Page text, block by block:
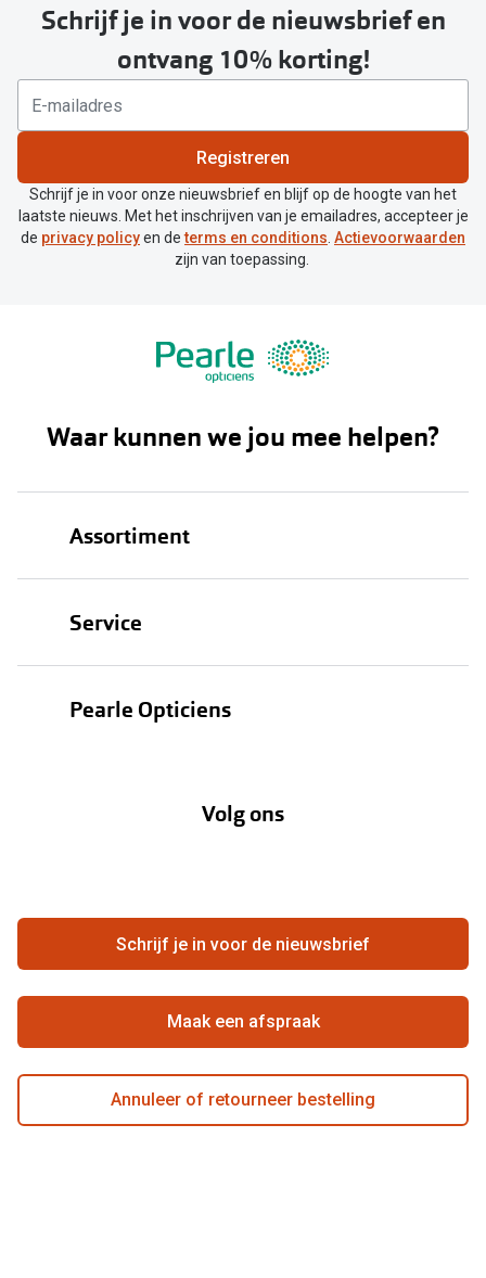
Schrijf je in voor de nieuwsbrief en
ontvang 10% korting!
Registreren
Schrijf je in voor onze nieuwsbrief en blijf op de hoogte van het
laatste nieuws. Met het inschrijven van je emailadres, accepteer je
de privacy policyen determs en conditions. Actievoorwaarden
zijn van toepassing.
Waar kunnen we jou mee helpen?
Assortiment
Service
Hier de overeenkomst ontbinden
Pearle Opticiens
Beste winkelketen
Volg ons
Schrijf je in voor de nieuwsbrief
Maak een afspraak
Annuleer of retourneer bestelling